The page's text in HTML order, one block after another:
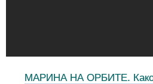
МАРИНА НА ОРБИТЕ.